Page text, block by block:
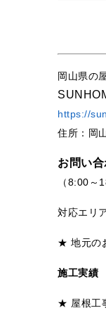
岡山県の
https://
住所：岡
お問い合
（8:00～
対応エリ
★ 地元の
施工実績
★ 屋根工